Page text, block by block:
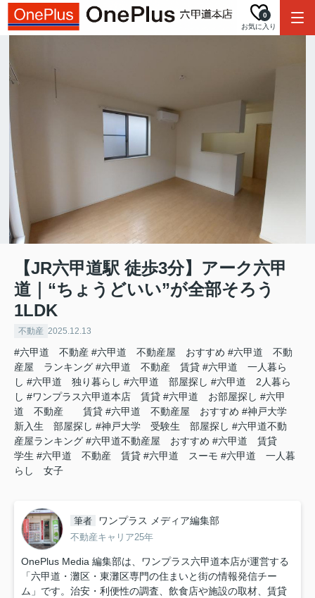
お気に入り
0
【JR六甲道駅 徒歩3分】アーク六甲
道｜“ちょうどいい”が全部そろう
1LDK
不動産 2025.12.13
#六甲道 不動産 #六甲道 不動産屋 おすすめ #六甲道 不動
産屋 ランキング #六甲道 不動産 賃貸 #六甲道 一人暮ら
し #六甲道 独り暮らし #六甲道 部屋探し #六甲道 2人暮ら
し #ワンプラス六甲道本店 賃貸 #六甲道 お部屋探し #六甲
道 不動産 賃貸 #六甲道 不動産屋 おすすめ #神戸大学
新入生 部屋探し #神戸大学 受験生 部屋探し #六甲道不動
産屋ランキング #六甲道不動産屋 おすすめ #六甲道 賃貸
学生 #六甲道 不動産 賃貸 #六甲道 スーモ #六甲道 一人暮
らし 女子
筆者 ワンプラス メディア編集部
不動産キャリア25年
OnePlus Media 編集部は、ワンプラス六甲道本店が運営する
「六甲道・灘区・東灘区専門の住まいと街の情報発信チー
ム」です。治安・利便性の調査、飲食店や施設の取材、賃貸